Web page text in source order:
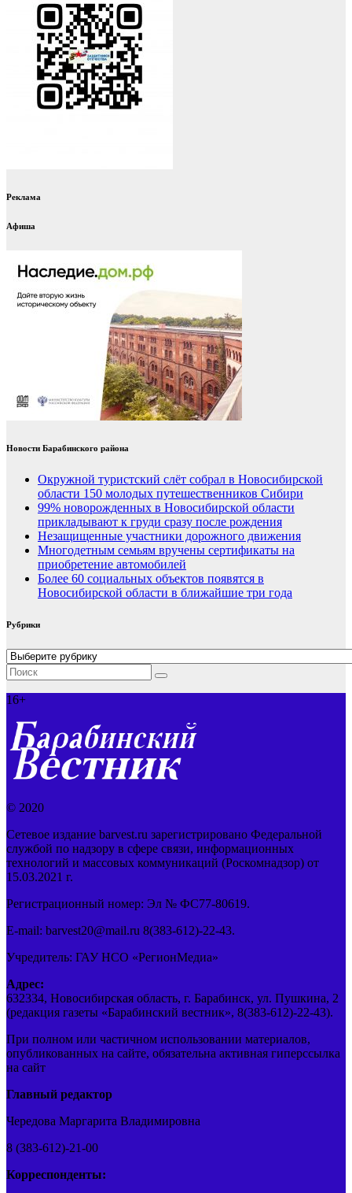
Реклама
Афиша
Новости Барабинского района
Окружной туристский слёт собрал в Новосибирской
области 150 молодых путешественников Сибири
99% новорожденных в Новосибирской области
прикладывают к груди сразу после рождения
Незащищенные участники дорожного движения
Многодетным семьям вручены сертификаты на
приобретение автомобилей
Более 60 социальных объектов появятся в
Новосибирской области в ближайшие три года
Рубрики
Рубрики
16+
© 2020
Сетевое издание barvest.ru зарегистрировано Федеральной
службой по надзору в сфере связи, информационных
технологий и массовых коммуникаций (Роскомнадзор) от
15.03.2021 г.
Регистрационный номер: Эл № ФС77-80619.
E-mail: barvest20@mail.ru 8(383-612)-22-43.
Учредитель: ГАУ НСО «РегионМедиа»
Адрес:
632334, Новосибирская область, г. Барабинск, ул. Пушкина, 2
(редакция газеты «Барабинский вестник», 8(383-612)-22-43).
При полном или частичном использовании материалов,
опубликованных на сайте, обязательна активная гиперссылка
на сайт
Главный редактор
Чередова Маргарита Владимировна
8 (383-612)-21-00
Корреспонденты: